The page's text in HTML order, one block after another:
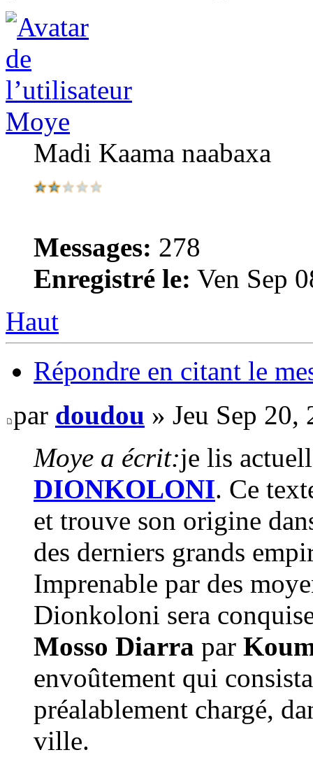
Moye
Madi Kaama naabaxa
Messages: 278
Enregistré le: Ven Sep
Haut
Répondre en citant le
par doudou » Jeu Sep 20,
Moye a écrit:je lis
DIONKOLONI. Ce
et trouve son origine
des derniers grands
Imprenable par des
Dionkoloni sera
Mosso Diarra par
envoûtement qui
préalablement chargé,
ville.